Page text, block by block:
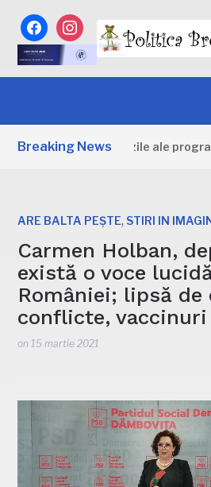
facebookinstagram
Breaking News
Primele zile ale
ARE BALTA PEȘTE, STIRI IN
Carmen Holban,
există o voce
României; lipsă de
conflicte, vaccinuri
on 15 martie 2021